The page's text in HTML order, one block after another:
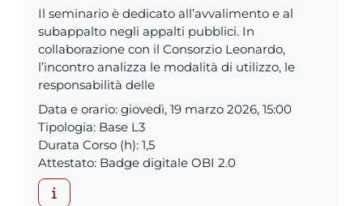
Il seminario è dedicato all’avvalimento e al
subappalto negli appalti pubblici. In
collaborazione con il Consorzio Leonardo,
l’incontro analizza le modalità di utilizzo, le
responsabilità delle
Data e orario: giovedì, 19 marzo 2026, 15:00
Tipologia: Base L3
Durata Corso (h): 1,5
Attestato: Badge digitale OBI 2.0